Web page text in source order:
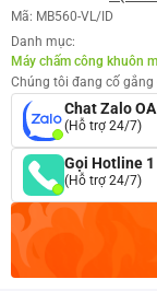
Mã: MB560-VL/ID
Danh mục:
Máy chấm công khuôn
Chúng tôi đang cố
Chat Zalo OA
(Hỗ trợ 24/7)
Gọi Hotline 1
(Hỗ trợ 24/7)